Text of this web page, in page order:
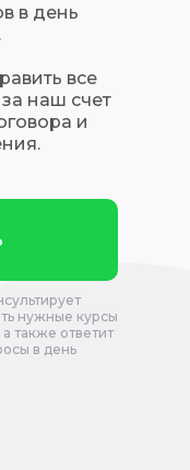
в день
все
наш счет
и
нужные курсы
также ответит
в день